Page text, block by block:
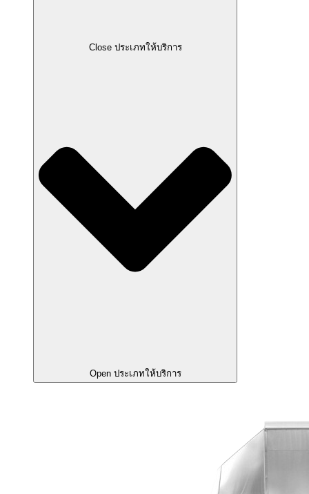
Close ประเภทให้บริการ
Open ประเภทให้บริการ